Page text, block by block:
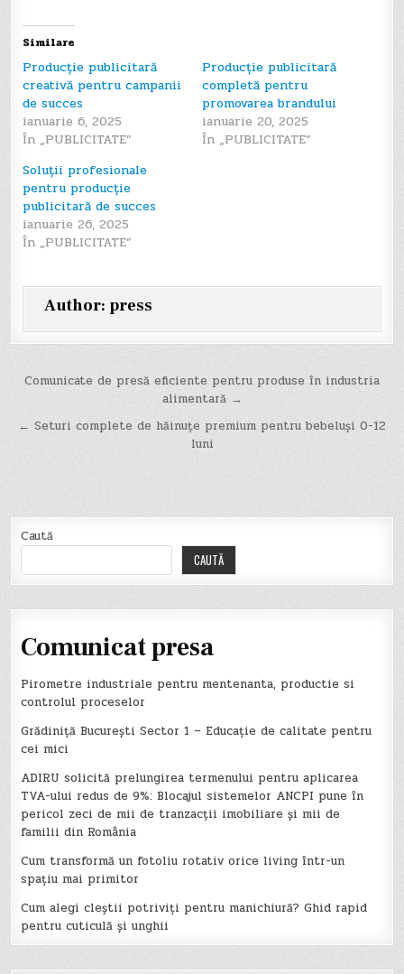
Similare
Producție publicitară
creativă pentru campanii
de succes
ianuarie 6, 2025
În „PUBLICITATE”
Producție publicitară
completă pentru
promovarea brandului
ianuarie 20, 2025
În „PUBLICITATE”
Soluții profesionale
pentru producție
publicitară de succes
ianuarie 26, 2025
În „PUBLICITATE”
Author: press
Navigare
articole
Comunicate de presă eficiente pentru produse în industria
alimentară →
← Seturi complete de hăinuțe premium pentru bebeluși 0-12
luni
Caută
CAUTĂ
Comunicat presa
Pirometre industriale pentru mentenanta, productie si
controlul proceselor
Grădiniță București Sector 1 – Educație de calitate pentru
cei mici
ADIRU solicită prelungirea termenului pentru aplicarea
TVA-ului redus de 9%: Blocajul sistemelor ANCPI pune în
pericol zeci de mii de tranzacții imobiliare și mii de
familii din România
Cum transformă un fotoliu rotativ orice living într-un
spațiu mai primitor
Cum alegi cleștii potriviți pentru manichiură? Ghid rapid
pentru cuticulă și unghii